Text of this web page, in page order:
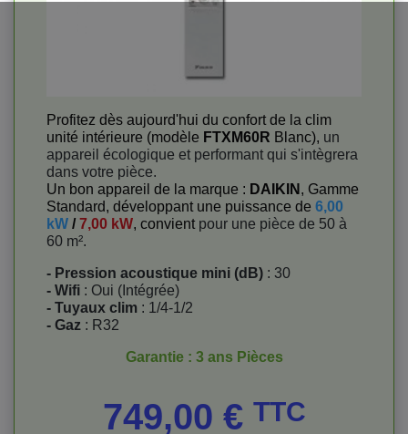
Profitez dès aujourd'hui du confort de la clim
unité intérieure (modèle FTXM60R Blanc), un
appareil écologique et performant qui s'intègrera
dans votre pièce.
Un bon appareil de la marque : DAIKIN , Gamme
Standard, développant une puissance de 6,00
kW /7,00 kW, convientpour une pièce de 50 à
60 m².
- Pression acoustique mini (dB) : 30
- Wifi : Oui (Intégrée)
- Tuyaux clim : 1/4-1/2
- Gaz : R32
Garantie : 3 ans Pièces
749,00 € TTC